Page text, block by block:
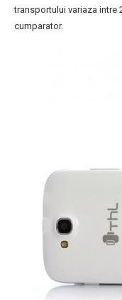
transportului variaza intre
cumparator.